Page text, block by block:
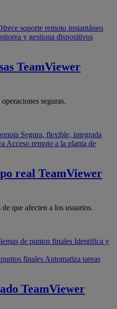
soporte remoto instantáneo
y gestiona dispositivos
TeamViewer
seguras.
Segura, flexible, integrada
Acceso remoto a la planta de
real TeamViewer
que afecten a los usuarios.
de puntos finales Identifica y
finales Automatiza tareas
TeamViewer